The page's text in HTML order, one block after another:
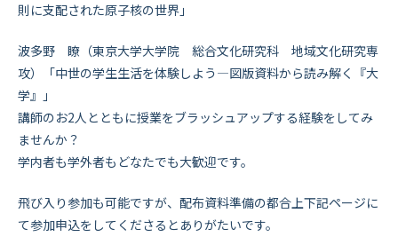
則に支配された原子核の世界」
波多野 瞭（東京大学大学院 総合文化研究科 地域文化研究専
攻）「中世の学生生活を体験しよう―図版資料から読み解く『大
学』」
講師のお2人とともに授業をブラッシュアップする経験をしてみ
ませんか？
学内者も学外者もどなたでも大歓迎です。
飛び入り参加も可能ですが、配布資料準備の都合上下記ページに
て参加申込をしてくださるとありがたいです。